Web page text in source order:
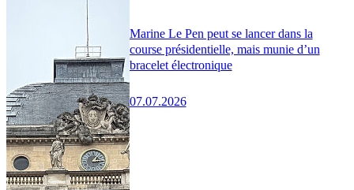
Marine Le Pen peut se lancer dans la
course présidentielle, mais munie d’un
bracelet électronique
07.07.2026